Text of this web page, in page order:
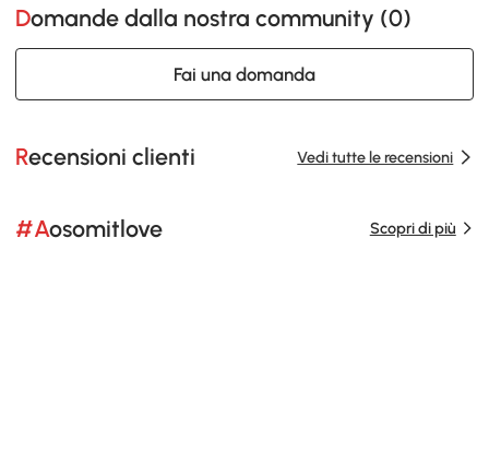
Domande dalla nostra community (0)
Fai una domanda
Recensioni clienti Vedi tutte le recensioni
#Aosomitlove Scopri di più